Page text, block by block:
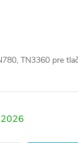
TN3360 pre